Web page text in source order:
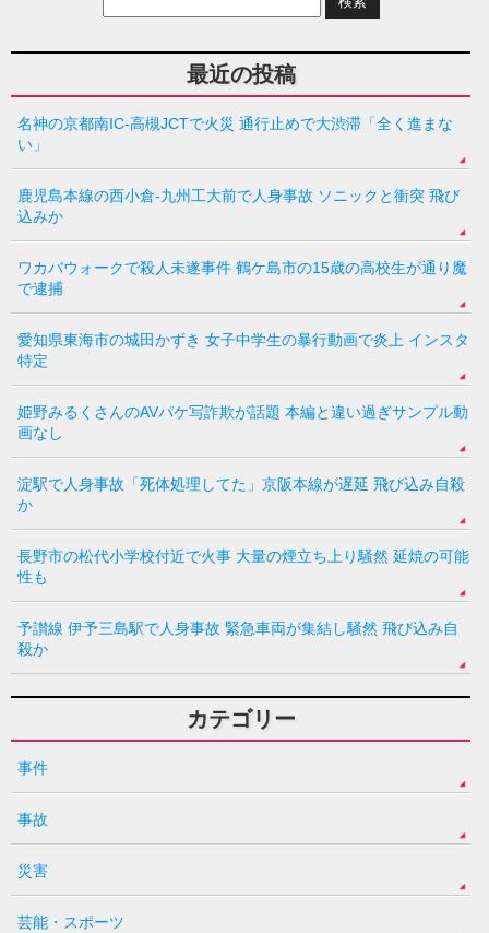
最近の投稿
名神の京都南IC-高槻JCTで火災 通行止めで大渋滞「全く進まな
い」
鹿児島本線の西小倉-九州工大前で人身事故 ソニックと衝突 飛び
込みか
ワカバウォークで殺人未遂事件 鶴ケ島市の15歳の高校生が通り魔
で逮捕
愛知県東海市の城田かずき 女子中学生の暴行動画で炎上 インスタ
特定
姫野みるくさんのAVパケ写詐欺が話題 本編と違い過ぎサンプル動
画なし
淀駅で人身事故「死体処理してた」京阪本線が遅延 飛び込み自殺
か
長野市の松代小学校付近で火事 大量の煙立ち上り騒然 延焼の可能
性も
予讃線 伊予三島駅で人身事故 緊急車両が集結し騒然 飛び込み自
殺か
カテゴリー
事件
事故
災害
芸能・スポーツ